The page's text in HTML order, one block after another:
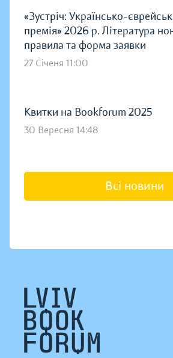
«Зустріч: Українсько-
премія» 2026 р. Література
правила та форма заявки
27 Січеня 11:00
Квитки на Bookforum 2025
30 Вересня 14:48
Всі новини